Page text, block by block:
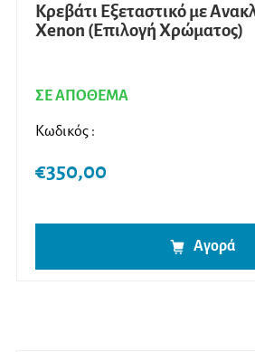
Κρεβάτι Εξεταστικό με
Xenon (Επιλογή Χρώματος)
ΣΕ ΑΠΟΘΕΜΑ
Κωδικός :
€350,00
Αγορά